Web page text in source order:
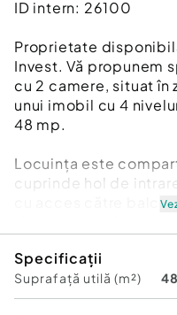
ID intern: 26100
Proprietate
Invest. Vă propunem
cu 2 camere, situat în
unui imobil cu 4
48 mp.
Locuința este
cuprinde hol de
cu acces către
termopan și izolație
sporit pe tot
mobilat și utilat, fiind
Specificații
Suprafață utilă (m²) 48